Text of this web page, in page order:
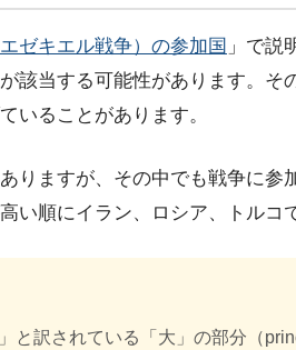
ゼキエル戦争）の参加国 」で説
該当する可能性があります。そ
いることがあります。
りますが、その中でも戦争に参
い順にイラン、ロシア、トルコ
と訳されている「大」の部分（